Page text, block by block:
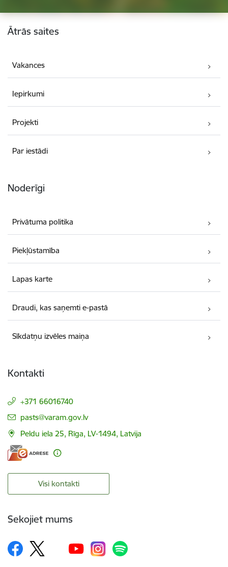
Kājene
Ātrās saites
Vakances
Iepirkumi
Projekti
Par iestādi
Noderīgi
Privātuma politika
Piekļūstamība
Lapas karte
Draudi, kas saņemti e-pastā
Sīkdatņu izvēles maiņa
Kontakti
+371 66016740
E-pasts:
pasts@varam.gov.lv
Peldu iela 25, Rīga, LV-1494, Latvija
Visi kontakti
Sekojiet mums